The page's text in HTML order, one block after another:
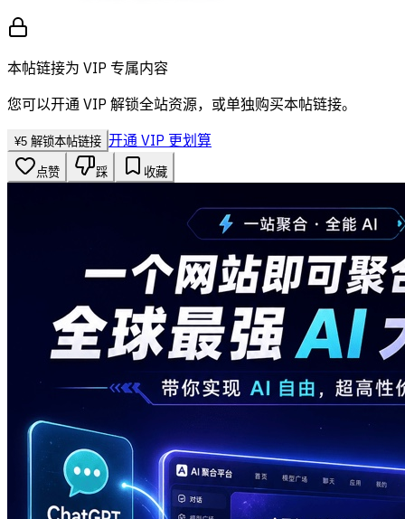
本帖链接为 VIP 专属内容
您可以开通 VIP 解锁全站资源，或单独购买本帖链接。
¥5 解锁本帖链接 开通 VIP 更划算
点赞 踩 收藏